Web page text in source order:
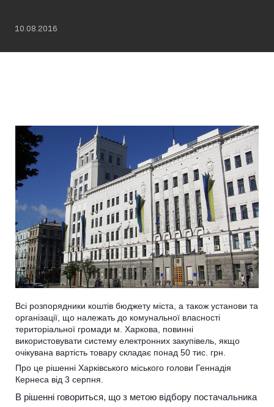
10.08.2016
Всі розпорядники коштів бюджету міста, а також установи та
організації, що належать до комунальної власності
територіальної громади м. Харкова, повинні
використовувати систему електронних закупівель, якщо
очікувана вартість товару складає понад 50 тис. грн.
Про це рішенні Харківського міського голови Геннадія
Кернеса від 3 серпня.
В рішенні говориться, що з метою відбору постачальника